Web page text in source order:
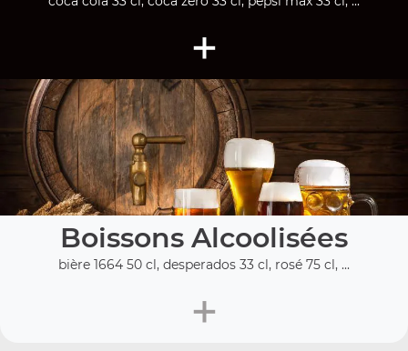
+
Boissons Alcoolisées
bière 1664 50 cl, desperados 33 cl, rosé 75 cl, ...
+